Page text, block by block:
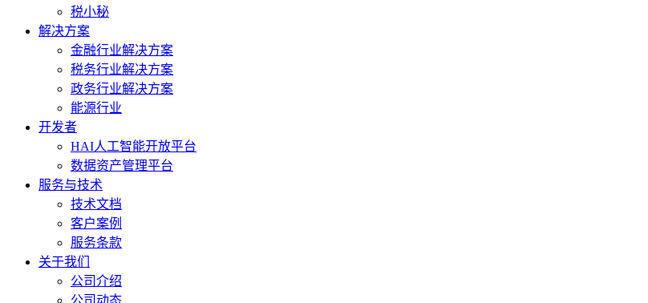
税小秘
解决方案
金融行业解决方案
税务行业解决方案
政务行业解决方案
能源行业
开发者
HAI人工智能开放平台
数据资产管理平台
服务与技术
技术文档
客户案例
服务条款
关于我们
公司介绍
公司动态